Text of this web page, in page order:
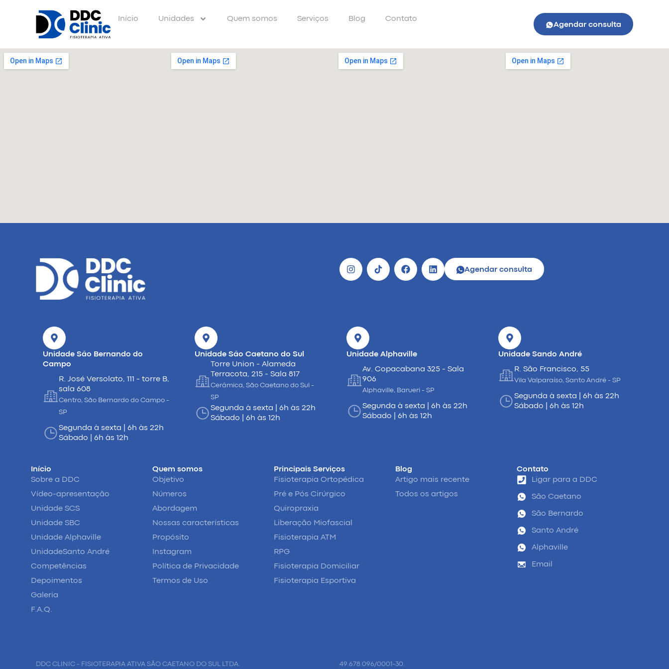
Início Unidades Quem somos Serviços Blog
Contato
Agendar consulta
Agendar consulta
Unidade São Bernando do
Campo
R. José Versolato, 111 - torre B,
sala 608
Centro, São Bernardo do Campo -
SP
Segunda à sexta | 6h às 22h
Sábado | 6h às 12h
Unidade São Caetano do Sul
Torre Union - Alameda
Terracota, 215 - Sala 817
Cerâmica, São Caetano do Sul -
SP
Segunda à sexta | 6h às 22h
Sábado | 6h às 12h
Unidade Alphaville
Av. Copacabana 325 - Sala
906
Alphaville, Barueri - SP
Segunda à sexta | 6h às 22h
Sábado | 6h às 12h
Unidade Sando André
R. São Francisco, 55
Vila Valparaíso, Santo André - SP
Segunda à sexta | 6h às 22h
Sábado | 6h às 12h
Início
Sobre a DDC
Vídeo-apresentação
Unidade SCS
Unidade SBC
Unidade Alphaville
UnidadeSanto André
Competências
Depoimentos
Galeria
F.A.Q.
Quem somos
Objetivo
Números
Abordagem
Nossas características
Propósito
Instagram
Política de Privacidade
Termos de Uso
Principais Serviços
Fisioterapia Ortopédica
Pré e Pós Cirúrgico
Quiropraxia
Liberação Miofascial
Fisioterapia ATM
RPG
Fisioterapia Domiciliar
Fisioterapia Esportiva
Blog
Artigo mais recente
Todos os artigos
Contato
Ligar para a DDC
São Caetano
São Bernardo
Santo André
Alphaville
Email
DDC CLINIC - FISIOTERAPIA ATIVA SÃO CAETANO DO SUL LTDA. 49.678.096/0001-30.